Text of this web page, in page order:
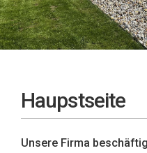
Haupstseite
Unsere Firma